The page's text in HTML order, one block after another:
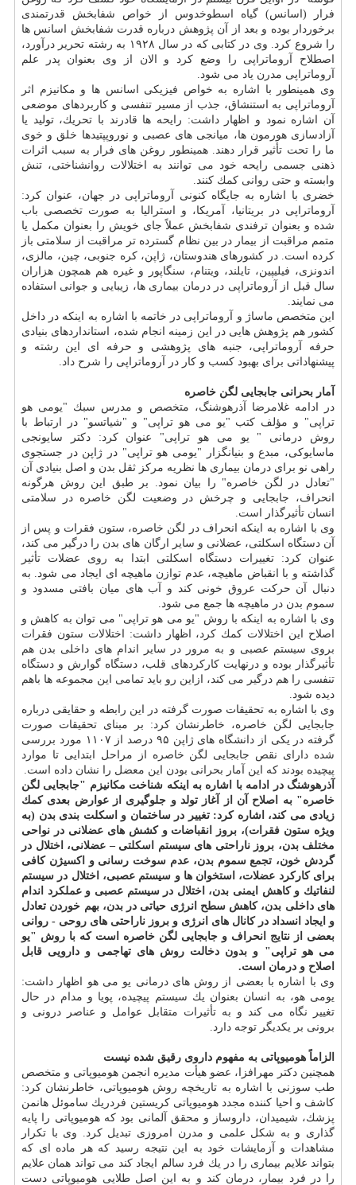
فرار (اسانس) گیاه اسطوخدوس از خواص شفابخش قدرتمندی
برخوردار بوده و بعد از آن پژوهش درباره قدرت شفابخش اسانس ها
را شروع كرد. وی در كتابی كه در سال ۱۹۲۸ به رشته تحریر درآورد،
اصطلاح آروماتراپی را وضع كرد و الان از وی بعنوان پدر علم
آروماتراپی مدرن یاد می شود.
وی همینطور با اشاره به خواص فیزیكی اسانس ها و مكانیزم اثر
آروماتراپی به استنشاق، جذب از مسیر تنفسی و كاربردهای موضعی
آن اشاره نمود و اظهار داشت: رایحه ها قادرند با تحریك، تولید یا
آزادسازی هورمون ها، میانجی های عصبی و نوروپپتیدها خلق و خوی
ما را تحت تأثیر قرار دهند. همینطور روغن های فرار به سبب اثرات
ذهنی جسمی رایحه خود می توانند به اختلالات روانشناختی، تنش
وابسته و حتی روانی كمك كنند.
خضری با اشاره به جایگاه كنونی آروماتراپی در جهان، عنوان كرد:
آروماتراپی در بریتانیا، آمریكا، و استرالیا به صورت تخصصی باب
شده و بعنوان ترفندی شفابخش عملاً جای خویش را بعنوان مكمل یا
متمم مراقبت از بیمار در بین نظام گسترده تر مراقبت از سلامتی باز
كرده است. در كشورهای هندوستان، ژاپن، كره جنوبی، چین، مالزی،
اندونزی، فیلیپین، تایلند، ویتنام، سنگاپور و غیره هم همچون هزاران
سال قبل از آروماتراپی در درمان بیماری ها، زیبایی و جوانی استفاده
می نمایند.
این متخصص ماساژ و آروماتراپی در خاتمه با اشاره به اینكه در داخل
كشور هم پژوهش هایی در این زمینه انجام شده، استانداردهای بنیادی
حرفه آروماتراپی، جنبه های پژوهشی و حرفه ای این رشته و
پیشنهاداتی برای بهبود كسب و كار در آروماتراپی را شرح داد.
آمار بحرانی جابجایی لگن خاصره
در ادامه غلامرضا آذرهوشنگ، متخصص و مدرس سبك "یومی هو
تراپی" و مؤلف كتب "یو می هو تراپی" و "شیاتسو" در ارتباط با
روش درمانی " یو می هو تراپی" عنوان كرد: دكتر سایونجی
ماسایوكی، مبدع و بنیانگزار "یومی هو تراپی" در ژاپن در جستجوی
راهی نو برای درمان بیماری ها نظریه مركز ثقل بدن و اصل بنیادی آن
"تعادل در لگن خاصره" را بیان نمود. بر طبق این روش هرگونه
انحراف، جابجایی و چرخش در وضعیت لگن خاصره در سلامتی
انسان تأثیرگذار است.
وی با اشاره به اینكه انحراف در لگن خاصره، ستون فقرات و پس از
آن دستگاه اسكلتی، عضلانی و سایر ارگان های بدن را درگیر می كند،
عنوان كرد: تغییرات دستگاه اسكلتی ابتدا به روی عضلات تأثیر
گذاشته و با انقباض ماهیچه، عدم توازن ماهیچه ای ایجاد می شود. به
دنبال آن حركت عروق خونی كند و آب های میان بافتی مسدود و
سموم بدن در ماهیچه ها جمع می شود.
وی با اشاره به اینكه با روش "یو می هو تراپی" می توان به كاهش و
اصلاح این اختلالات كمك كرد، اظهار داشت: اختلالات ستون فقرات
بروی سیستم عصبی و به مرور در سایر اندام های داخلی بدن هم
تأثیرگذار بوده و درنهایت كاركردهای قلب، دستگاه گوارش و دستگاه
تنفسی را هم درگیر می كند، ازاین رو باید تمامی این مجموعه ها باهم
دیده شود.
وی با اشاره به تحقیقات صورت گرفته در این رابطه و حقایقی درباره
جابجایی لگن خاصره، خاطرنشان كرد: بر مبنای تحقیقات صورت
گرفته در یكی از دانشگاه های ژاپن ۹۵ درصد از ۱۱۰۷ مورد بررسی
شده دارای نقص جابجایی لگن خاصره از مراحل ابتدایی تا موارد
پیچیده بودند كه این آمار بحرانی بودن این معضل را نشان داده است.
آذرهوشنگ در ادامه با اشاره به اینكه شناخت مكانیزم "جابجایی لگن
خاصره" به اصلاح آن از آغاز تولد و جلوگیری از عوارض بعدی كمك
زیادی می كند، اشاره كرد: تغییر در ساختمان و اسكلت بندی بدن (به
ویژه ستون فقرات)، بروز انقباضات و كشش های عضلانی در نواحی
مختلف بدن، بروز ناراحتی های سیستم اسكلتی – عضلانی، اختلال در
گردش خون، تجمع سموم بدن، عدم سوخت رسانی و اكسیژن كافی
برای كاركرد عضلات، استخوان ها و سیستم عصبی، اختلال در سیستم
لنفاتیك و كاهش ایمنی بدن، اختلال در سیستم عصبی و عملكرد اندام
های داخلی بدن، كاهش سطح انرژی حیاتی در بدن، بهم خوردن تعادل
و ایجاد انسداد در كانال های انرژی و بروز ناراحتی های روحی - روانی
بعضی از نتایج انحراف و جابجایی لگن خاصره است كه با روش "یو
می هو تراپی" و بدون دخالت روش های تهاجمی و دارویی قابل
اصلاح و درمان است.
وی با اشاره با بعضی از روش های درمانی یو می هو اظهار داشت:
یومی هو، به انسان بعنوان یك سیستم پیچیده، پویا و مدام در حال
تغییر نگاه می كند و به تأثیرات متقابل عوامل و عناصر درونی و
برونی بر یكدیگر توجه دارد.
الزاماً هومیوپاتی به مفهوم داروی رقیق شده نیست
همچنین دكتر مهرافزا، عضو هیأت مدیره انجمن هومیوپاتی و متخصص
طب سوزنی با اشاره به تاریخچه روش هومیوپاتی، خاطرنشان كرد:
كاشف و احیا كننده مجدد هومیوپاتی كریستین فردریك ساموئل هانمن
پزشك، شیمیدان، داروساز و محقق آلمانی بود كه هومیوپاتی را پایه
گذاری و به شكل علمی و مدرن امروزی تبدیل كرد. وی با تكرار
مشاهدات و آزمایشات خود به این نتیجه رسید كه هر ماده ای كه
بتواند علایم بیماری را در یك فرد سالم ایجاد كند می تواند همان علایم
را در فرد بیمار، درمان كند و به این اصل طلایی هومیوپاتی دست